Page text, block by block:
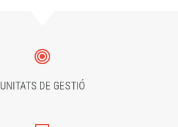
UNITATS DE GESTIÓ